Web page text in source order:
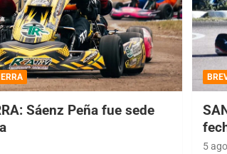
Sáenz Peña fue sede
5